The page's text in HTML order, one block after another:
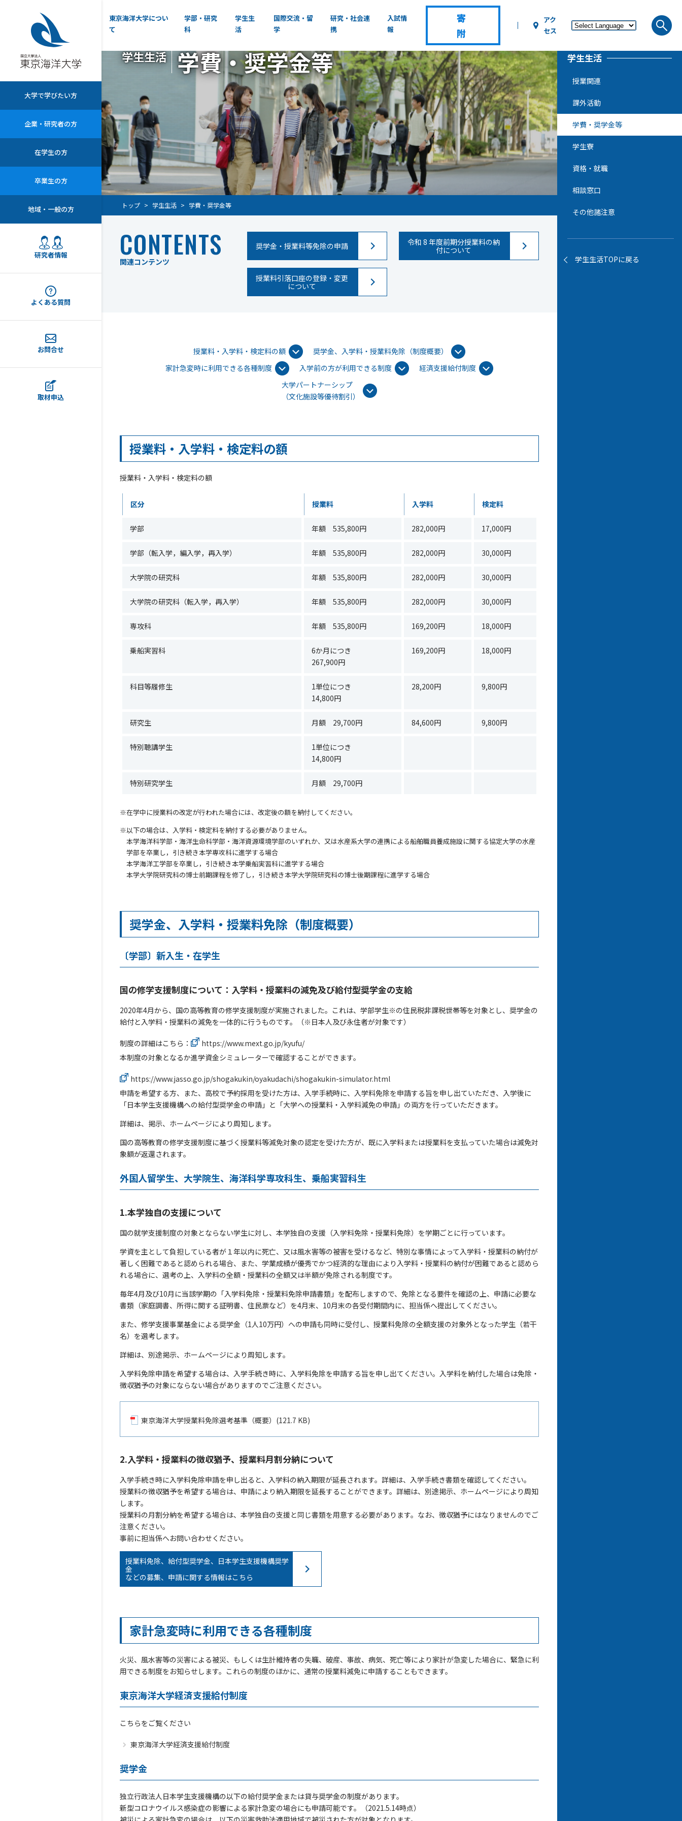
大学で学びたい方
企業・研究者の方
在学生の方
卒業生の方
地域・一般の方
研究者情報
よくある質問
お問合せ
取材申込
東京海洋大学につい
て
学部・研究
科
学生生
活
国際交流・留
学
研究・社会連
携
入試情
報
寄
附
アク
セス
学生生活 学費・奨学金等
トップ 学生生活 学費・奨学金等
CONTENTS
関連コンテンツ
奨学金・授業料等免除の申請
令和 8 年度前期分授業料の納
付について
授業料引落口座の登録・変更
について
授業料・入学料・検定料の額
奨学金、入学料・授業料免除（制度概要）
家計急変時に利用できる各種制度
入学前の方が利用できる制度
経済支援給付制度
大学パートナーシップ
（文化施設等優待割引）
授業料・入学料・検定料の額
授業料・入学料・検定料の額
区分 授業料 入学料 検定料
学部 年額 535,800円 282,000円 17,000円
学部（転入学，編入学，再入学） 年額 535,800円 282,000円 30,000円
大学院の研究科 年額 535,800円 282,000円 30,000円
大学院の研究科（転入学，再入学） 年額 535,800円 282,000円 30,000円
専攻科 年額 535,800円 169,200円 18,000円
乗船実習科
6か月につき
267,900円
169,200円 18,000円
科目等履修生
1単位につき
14,800円
28,200円 9,800円
研究生 月額 29,700円 84,600円 9,800円
特別聴講学生
1単位につき
14,800円
特別研究学生 月額 29,700円
※在学中に授業料の改定が行われた場合には、改定後の額を納付してください。
※以下の場合は、入学料・検定料を納付する必要がありません。
本学海洋科学部・海洋生命科学部・海洋資源環境学部のいずれか、又は水産系大学の連携による船舶職員養成施設に関する協定大学の水産
学部を卒業し，引き続き本学専攻科に進学する場合
本学海洋工学部を卒業し，引き続き本学乗船実習科に進学する場合
本学大学院研究科の博士前期課程を修了し，引き続き本学大学院研究科の博士後期課程に進学する場合
奨学金、入学料・授業料免除（制度概要）
〔学部〕新入生・在学生
国の修学支援制度について：入学料・授業料の減免及び給付型奨学金の支給
2020年4月から、国の高等教育の修学支援制度が実施されました。これは、学部学生※の住民税非課税世帯等を対象とし、奨学金の
給付と入学料・授業料の減免を一体的に行うものです。（※日本人及び永住者が対象です）
制度の詳細はこちら：
https://www.mext.go.jp/kyufu/
本制度の対象となるか進学資金シミュレーターで確認することができます。
https://www.jasso.go.jp/shogakukin/oyakudachi/shogakukin-simulator.html
申請を希望する方、また、高校で予約採用を受けた方は、入学手続時に、入学料免除を申請する旨を申し出ていただき、入学後に
「日本学生支援機構への給付型奨学金の申請」と「大学への授業料・入学料減免の申請」の両方を行っていただきます。
詳細は、掲示、ホームページにより周知します。
国の高等教育の修学支援制度に基づく授業料等減免対象の認定を受けた方が、既に入学料または授業料を支払っていた場合は減免対
象額が返還されます。
外国人留学生、大学院生、海洋科学専攻科生、乗船実習科生
1.本学独自の支援について
国の就学支援制度の対象とならない学生に対し、本学独自の支援（入学料免除・授業料免除）を学期ごとに行っています。
学資を主として負担している者が１年以内に死亡、又は風水害等の被害を受けるなど、特別な事情によって入学料・授業料の納付が
著しく困難であると認められる場合、また、学業成績が優秀でかつ経済的な理由により入学料・授業料の納付が困難であると認めら
れる場合に、選考の上、入学料の全額・授業料の全額又は半額が免除される制度です。
毎年4月及び10月に当該学期の「入学料免除・授業料免除申請書類」を配布しますので、免除となる要件を確認の上、申請に必要な
書類（家庭調書、所得に関する証明書、住民票など）を4月末、10月末の各受付期間内に、担当係へ提出してください。
また、修学支援事業基金による奨学金（1人10万円）への申請も同時に受付し、授業料免除の全額支援の対象外となった学生（若干
名）を選考します。
詳細は、別途掲示、ホームページにより周知します。
入学料免除申請を希望する場合は、入学手続き時に、入学料免除を申請する旨を申し出てください。入学料を納付した場合は免除・
徴収猶予の対象にならない場合がありますのでご注意ください。
東京海洋大学授業料免除選考基準（概要）(121.7 KB)
2.入学料・授業料の徴収猶予、授業料月割分納について
入学手続き時に入学料免除申請を申し出ると、入学料の納入期限が延長されます。詳細は、入学手続き書類を確認してください。
授業料の徴収猶予を希望する場合は、申請により納入期限を延長することができます。詳細は、別途掲示、ホームページにより周知
します。
授業料の月割分納を希望する場合は、本学独自の支援と同じ書類を用意する必要があります。なお、徴収猶予にはなりませんのでご
注意ください。
事前に担当係へお問い合わせください。
授業料免除、給付型奨学金、日本学生支援機構奨学
金
などの募集、申請に関する情報はこちら
家計急変時に利用できる各種制度
火災、風水害等の災害による被災、もしくは生計維持者の失職、破産、事故、病気、死亡等により家計が急変した場合に、緊急に利
用できる制度をお知らせします。これらの制度のほかに、通常の授業料減免に申請することもできます。
東京海洋大学経済支援給付制度
こちらをご覧ください
東京海洋大学経済支援給付制度
奨学金
独立行政法人日本学生支援機構の以下の給付奨学金または貸与奨学金の制度があります。
新型コロナウイルス感染症の影響による家計急変の場合にも申請可能です。（2021.5.14時点）
学生生活
授業関連
課外活動
学費・奨学金等
学生寮
資格・就職
相談窓口
その他諸注意
学生生活TOPに戻る